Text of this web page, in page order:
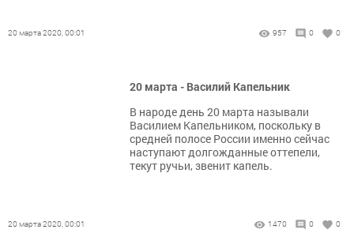
20 марта 2020, 00:01 957 0 0
20 марта - Василий Капельник
В народе день 20 марта называли
Василием Капельником, поскольку в
средней полосе России именно сейчас
наступают долгожданные оттепели,
текут ручьи, звенит капель.
20 марта 2020, 00:01 1470 0 0